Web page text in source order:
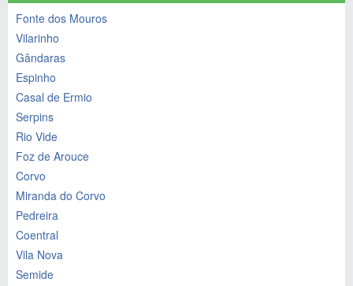
Fonte dos Mouros
Vilarinho
Gândaras
Espinho
Casal de Ermio
Serpins
Rio Vide
Foz de Arouce
Corvo
Miranda do Corvo
Pedreira
Coentral
Vila Nova
Semide